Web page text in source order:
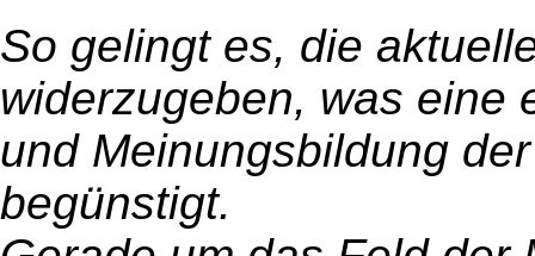
So gelingt es, die
widerzugeben, was eine
und Meinungsbildung
begünstigt.